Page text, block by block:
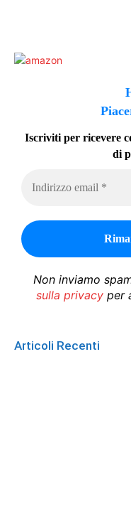
Iscriviti per ricevere
di
Non inviamo
sulla privacyper
Articoli Recenti